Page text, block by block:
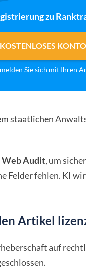
zu
melden Sie sich mit Ihren
staatlichen
Web Audit, um
Felder fehlen. KI
Artikel
auf